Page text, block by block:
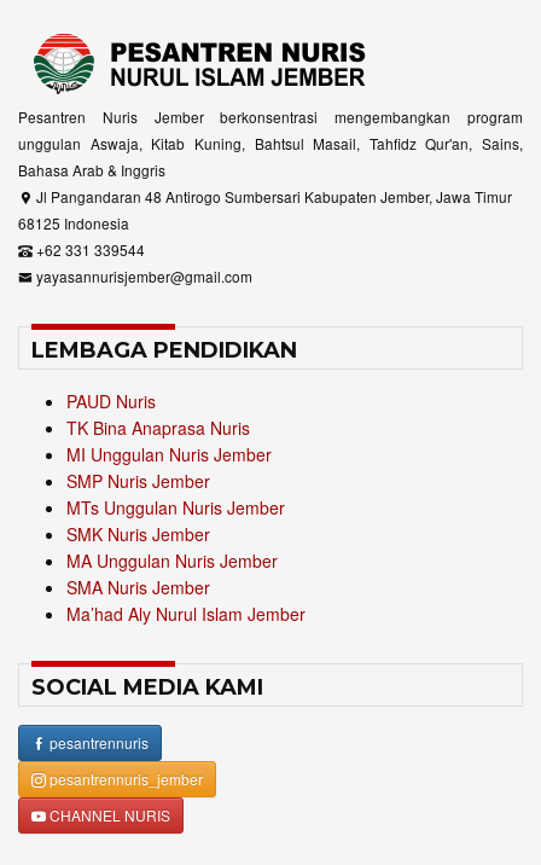
Pesantren Nuris Jember berkonsentrasi mengembangkan program
unggulan Aswaja, Kitab Kuning, Bahtsul Masail, Tahfidz Qur'an, Sains,
Bahasa Arab & Inggris
Jl Pangandaran 48 Antirogo Sumbersari Kabupaten Jember, Jawa Timur
68125 Indonesia
+62 331 339544
yayasannurisjember@gmail.com
LEMBAGA PENDIDIKAN
PAUD Nuris
TK Bina Anaprasa Nuris
MI Unggulan Nuris Jember
SMP Nuris Jember
MTs Unggulan Nuris Jember
SMK Nuris Jember
MA Unggulan Nuris Jember
SMA Nuris Jember
Ma’had Aly Nurul Islam Jember
SOCIAL MEDIA KAMI
pesantrennuris
pesantrennuris_jember
CHANNEL NURIS